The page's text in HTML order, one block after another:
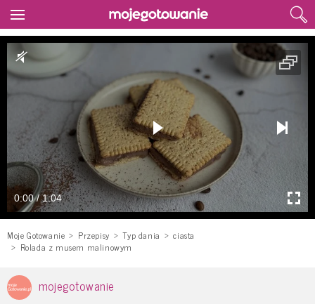
0:00 / 1:04
Moje Gotowanie Przepisy Typ dania
ciasta
Rolada z musem malinowym
mojegotowanie